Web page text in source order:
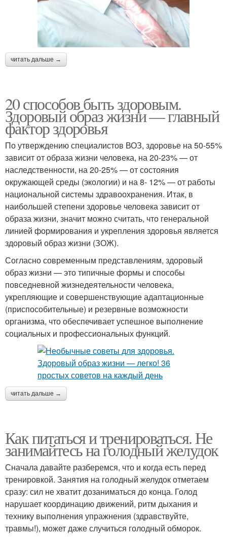
читать дальше →
20 способов быть здоровым.
Здоровый образ жизни — главный
фактор здоровья
По утверждению специалистов ВОЗ, здоровье на 50-55%
зависит от образа жизни человека, на 20-23% — от
наследственности, на 20-25% — от состояния
окружающей среды (экологии) и на 8- 12% — от работы
национальной системы здравоохранения. Итак, в
наибольшей степени здоровье человека зависит от
образа жизни, значит можно считать, что генеральной
линией формирования и укрепления здоровья является
здоровый образ жизни (ЗОЖ).
Согласно современным представлениям, здоровый
образ жизни — это типичные формы и способы
повседневной жизнедеятельности человека,
укрепляющие и совершенствующие адаптационные
(приспособительные) и резервные возможности
организма, что обеспечивает успешное выполнение
социальных и профессиональных функций.
читать дальше →
Как питаться и тренироваться. Не
занимайтесь на голодный желудок
Сначала давайте разберемся, что и когда есть перед
тренировкой. Занятия на голодный желудок отметаем
сразу: сил не хватит дозаниматься до конца. Голод
нарушает координацию движений, ритм дыхания и
технику выполнения упражнения (здравствуйте,
травмы!), может даже случиться голодный обморок.